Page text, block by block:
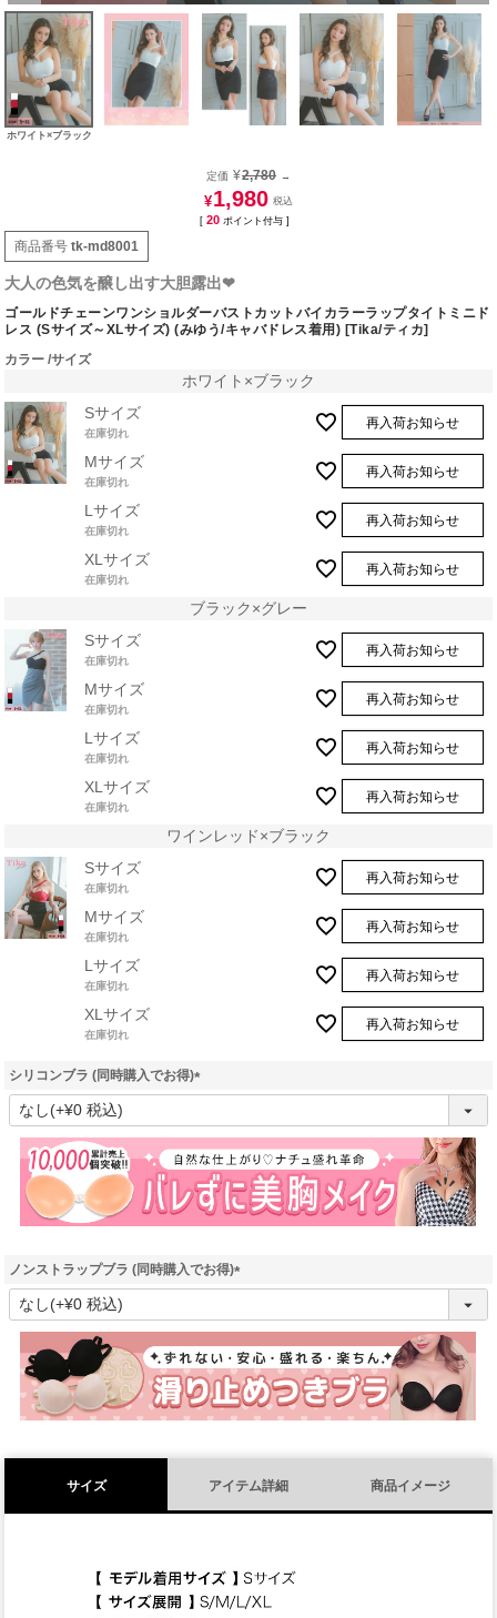
ホワイト×ブラック
定価 ¥2,780 →
¥1,980
[ 20 ポイント付与 ]
商品番号 tk-md8001
大人の色気を醸し出す大胆露出❤︎
ゴールドチェーンワンショルダーバストカットバイカラーラップタイトミニド
レス (Sサイズ～XLサイズ) (みゆう/キャバドレス着用) [Tika/ティカ]
カラー サイズ
ホワイト×ブラック
Sサイズ
在庫切れ
再入荷お知らせ
Mサイズ
在庫切れ
再入荷お知らせ
Lサイズ
在庫切れ
再入荷お知らせ
XLサイズ
在庫切れ
再入荷お知らせ
ブラック×グレー
Sサイズ
在庫切れ
再入荷お知らせ
Mサイズ
在庫切れ
再入荷お知らせ
Lサイズ
在庫切れ
再入荷お知らせ
XLサイズ
在庫切れ
再入荷お知らせ
ワインレッド×ブラック
Sサイズ
在庫切れ
再入荷お知らせ
Mサイズ
在庫切れ
再入荷お知らせ
Lサイズ
在庫切れ
再入荷お知らせ
XLサイズ
在庫切れ
再入荷お知らせ
シリコンブラ (同時購入でお得)
(
須
)
ノンストラップブラ (同時購入でお得)
(
須
)
サイズ アイテム詳細 商品イメージ